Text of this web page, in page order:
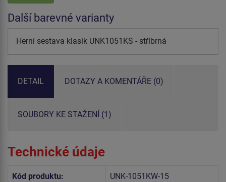
Další barevné varianty
Herní sestava klasik UNK1051KS - stříbrná
DETAIL DOTAZY A KOMENTÁŘE (0)
SOUBORY KE STAŽENÍ (1)
Technické údaje
Kód produktu: UNK-1051KW-15